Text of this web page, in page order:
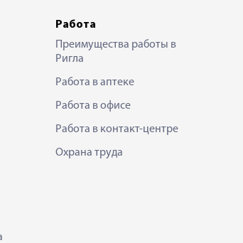
Работа
Преимущества работы в
Ригла
Работа в аптеке
Работа в офисе
Работа в контакт-центре
Охрана труда